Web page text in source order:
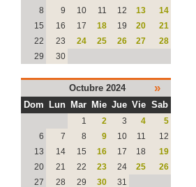
8
9 10 11 12 13
14
15
16 17 18 19 20
21
22
23 24 25 26 27
28
29
30
Octubre 2024 »
Dom Lun Mar Mie Jue Vie Sab
1 2 3 4
5
6
7 8 9 10 11
12
13
14 15 16 17 18
19
20
21 22 23 24 25
26
27
28 29 30 31